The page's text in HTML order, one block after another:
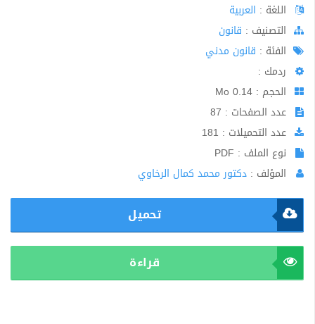
اللغة : العربية
اﻟﺘﺼﻨﻴﻒ : قانون
الفئة : قانون مدني
ردمك :
الحجم : 0.14 Mo
عدد الصفحات : 87
عدد التحميلات : 181
نوع الملف : PDF
المؤلف : دكتور محمد كمال الرخاوي
تحميل
قراءة